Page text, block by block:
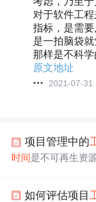
对于软件工
指标，是需
是一拍脑袋
那样是不科学
原文地址
2021-07-31
项目管理中的
时间 是不可再生资
例说明。此外，还
如何评估项目